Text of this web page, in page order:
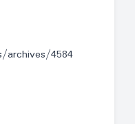
archives/4584